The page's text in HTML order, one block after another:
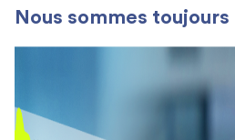
Nous sommes